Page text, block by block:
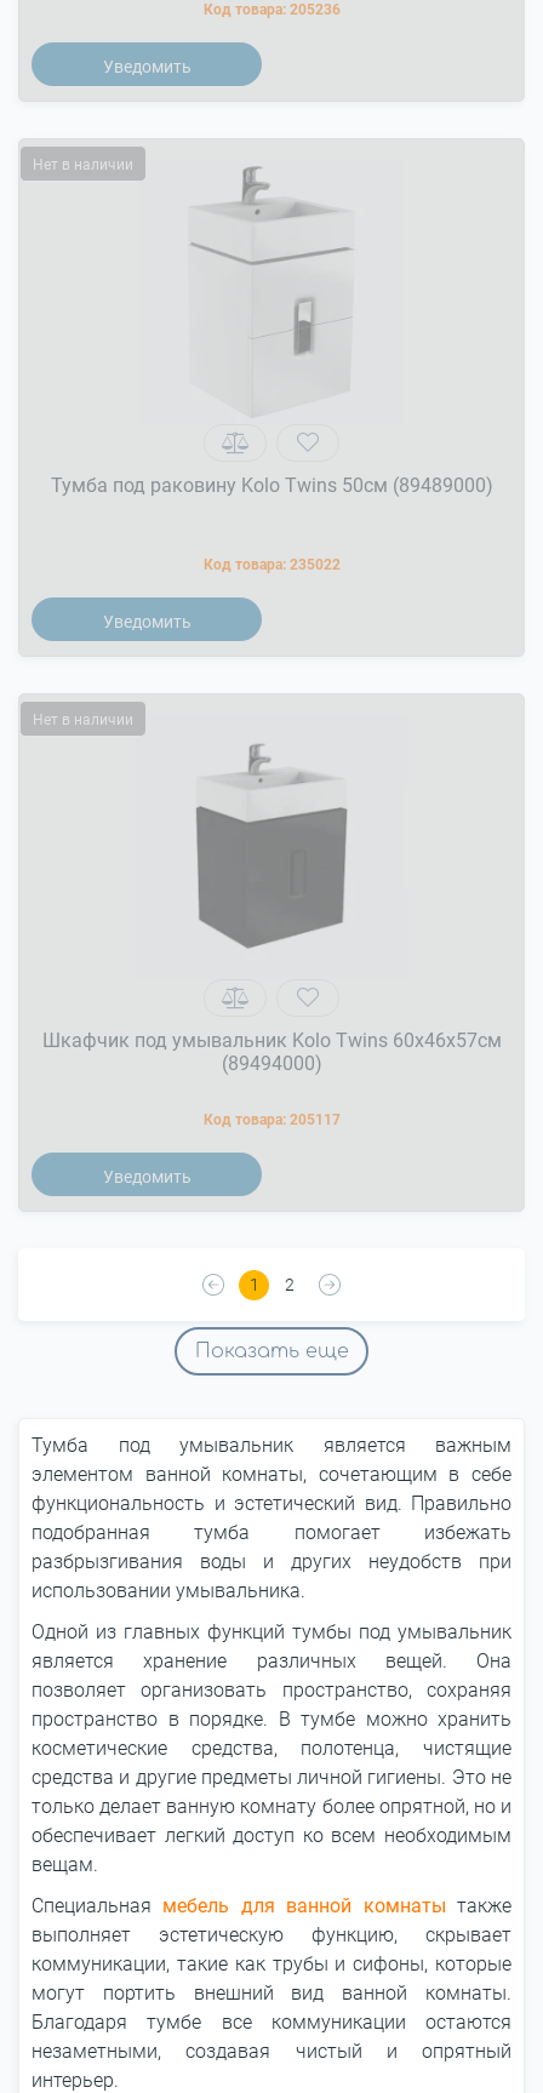
Код товара: 205236
Уведомить
Нет в наличии
Тумба под раковину Kolo Twins 50см (89489000)
Код товара: 235022
Уведомить
Нет в наличии
Шкафчик под умывальник Kolo Twins 60x46x57см
(89494000)
Код товара: 205117
Уведомить
1 2
Показать еще
Тумба под умывальник является важным
элементом ванной комнаты, сочетающим в себе
функциональность и эстетический вид. Правильно
подобранная тумба помогает избежать
разбрызгивания воды и других неудобств при
использовании умывальника.
Одной из главных функций тумбы под умывальник
является хранение различных вещей. Она
позволяет организовать пространство, сохраняя
пространство в порядке. В тумбе можно хранить
косметические средства, полотенца, чистящие
средства и другие предметы личной гигиены. Это не
только делает ванную комнату более опрятной, но и
обеспечивает легкий доступ ко всем необходимым
вещам.
Специальная мебель для ванной комнаты также
выполняет эстетическую функцию, скрывает
коммуникации, такие как трубы и сифоны, которые
могут портить внешний вид ванной комнаты.
Благодаря тумбе все коммуникации остаются
незаметными, создавая чистый и опрятный
интерьер.